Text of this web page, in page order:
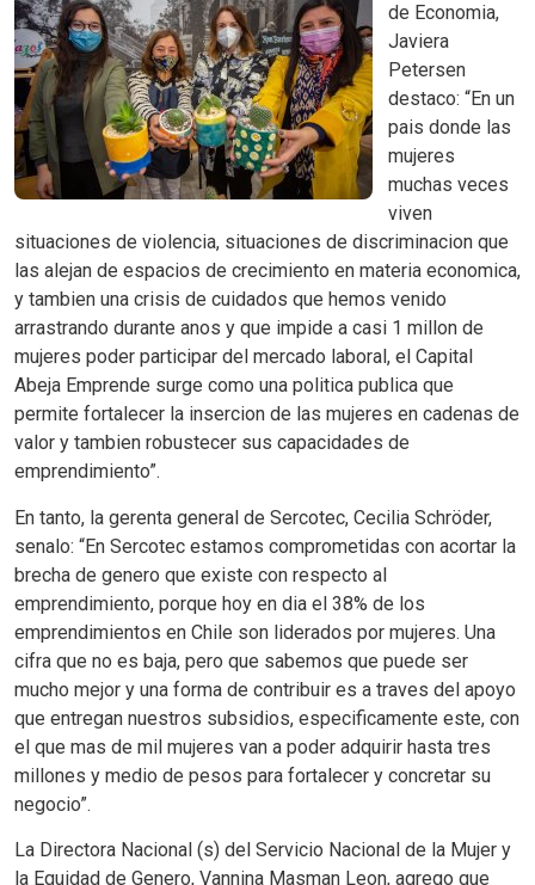
de Economia,
Javiera
Petersen
destaco: “En un
pais donde las
mujeres
muchas veces
viven
situaciones de violencia, situaciones de discriminacion que
las alejan de espacios de crecimiento en materia economica,
y tambien una crisis de cuidados que hemos venido
arrastrando durante anos y que impide a casi 1 millon de
mujeres poder participar del mercado laboral, el Capital
Abeja Emprende surge como una politica publica que
permite fortalecer la insercion de las mujeres en cadenas de
valor y tambien robustecer sus capacidades de
emprendimiento”.
En tanto, la gerenta general de Sercotec, Cecilia Schröder,
senalo: “En Sercotec estamos comprometidas con acortar la
brecha de genero que existe con respecto al
emprendimiento, porque hoy en dia el 38% de los
emprendimientos en Chile son liderados por mujeres. Una
cifra que no es baja, pero que sabemos que puede ser
mucho mejor y una forma de contribuir es a traves del apoyo
que entregan nuestros subsidios, especificamente este, con
el que mas de mil mujeres van a poder adquirir hasta tres
millones y medio de pesos para fortalecer y concretar su
negocio”.
La Directora Nacional (s) del Servicio Nacional de la Mujer y
la Equidad de Genero, Vannina Masman Leon, agrego que